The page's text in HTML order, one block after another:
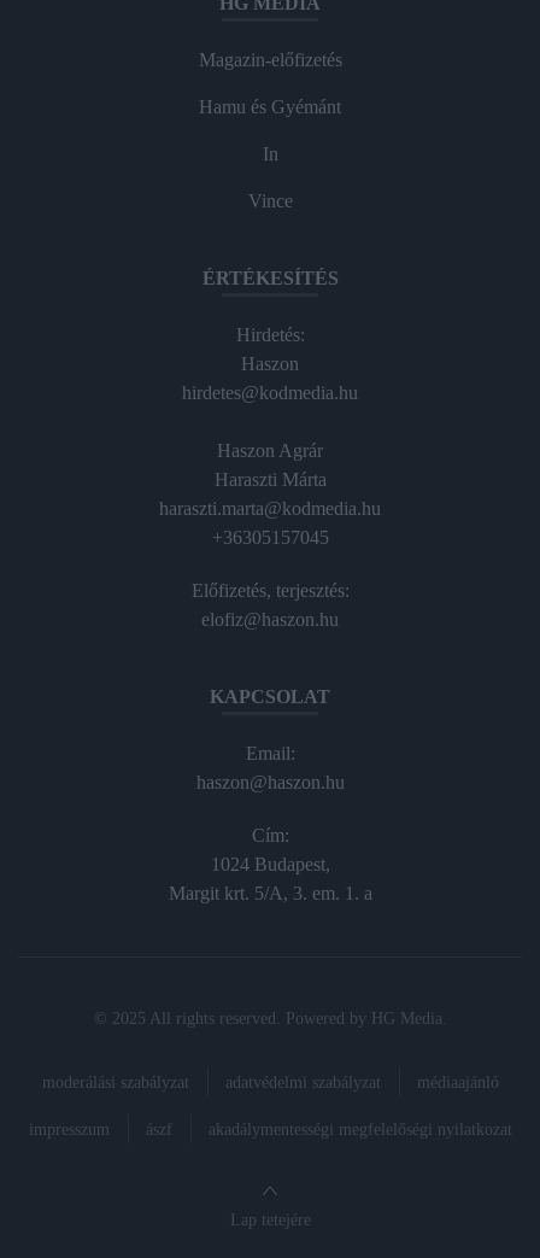
Magazin-előfizetés
Hamu és Gyémánt
In
Vince
ÉRTÉKESÍTÉS
Hirdetés:
Haszon
hirdetes@kodmedia.hu
Haszon Agrár
Haraszti Márta
haraszti.marta@kodmedia.hu
+36305157045
Előfizetés, terjesztés:
elofiz@haszon.hu
KAPCSOLAT
Email:
haszon@haszon.hu
Cím:
1024 Budapest,
Margit krt. 5/A, 3. em. 1. a
© 2025 All rights reserved. Powered by HG Media
moderálási szabályzat adatvédelmi szabályzat médiaajánló
impresszum ászf akadálymentességi megfelelőségi nyilatkozat
Lap tetejére